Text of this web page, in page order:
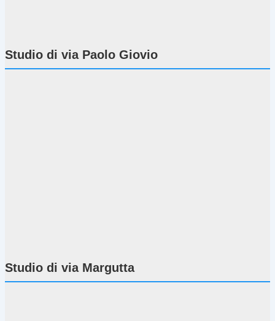
Studio di via Paolo Giovio
Studio di via Margutta